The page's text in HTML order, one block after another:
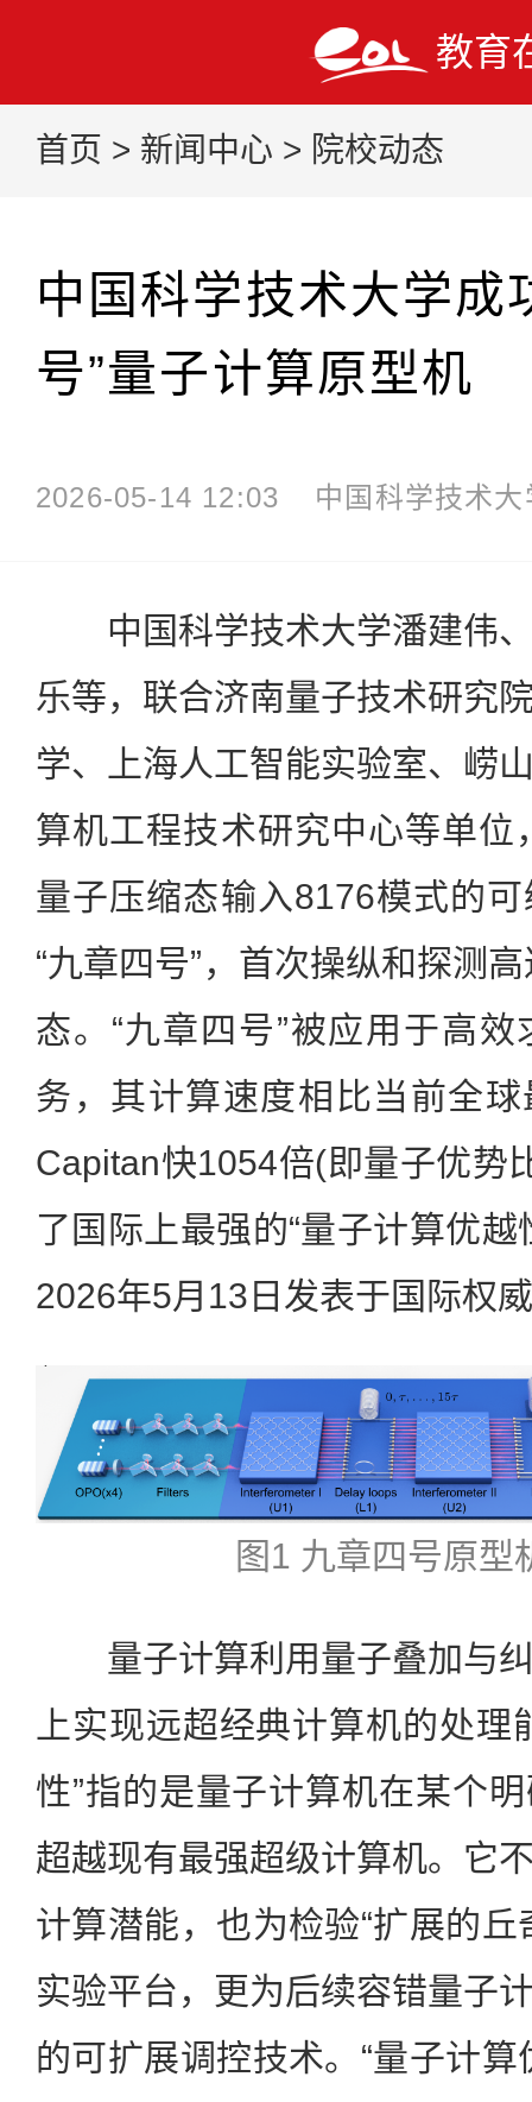
教育
首页 > 新闻中心 > 院校动态
中国科学技术大学成
号”量子计算原型机
2026-05-14 12:03 中国科学技术大
中国科学技术大学潘建伟、
乐等，联合济南量子技术研究
学、上海人工智能实验室、崂
算机工程技术研究中心等单位
量子压缩态输入8176模式的
“九章四号”，首次操纵和探测
态。“九章四号”被应用于高
务，其计算速度相比当前全
Capitan快1054倍(即量子优势
了国际上最强的“量子计算优
2026年5月13日发表于国际权
图1 九章四号原型
量子计算利用量子叠加与纠
上实现远超经典计算机的处理
性”指的是量子计算机在某个
超越现有最强超级计算机。它
计算潜能，也为检验“扩展的
实验平台，更为后续容错量子
的可扩展调控技术。“量子计